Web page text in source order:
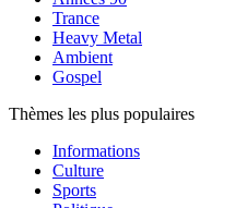
Trance
Heavy Metal
Ambient
Gospel
Thèmes les plus populaires
Informations
Culture
Sports